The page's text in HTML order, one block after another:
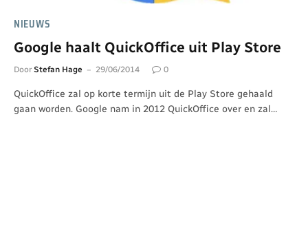
NIEUWS
Google haalt QuickOffice uit Play Store
Door Stefan Hage 29/06/2014 0
QuickOffice zal op korte termijn uit de Play Store gehaald
gaan worden. Google nam in 2012 QuickOffice over en zal…